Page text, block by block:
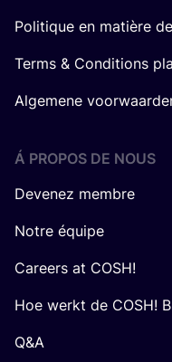
Politique en matière
Terms & Conditions
Algemene
Á PROPOS DE NOUS
Devenez membre
Notre équipe
Careers at COSH!
Hoe werkt de COSH!
Q&A